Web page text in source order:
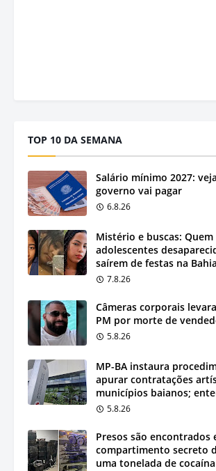
TOP 10 DA SEMANA
Salário mínimo 2027:
governo vai pagar
6.8.26
Mistério e buscas:
adolescentes
saírem de festas na Bahia
7.8.26
Câmeras corporais
PM por morte de
5.8.26
MP-BA instaura
apurar contratações
municípios baianos;
5.8.26
Presos são encontrados
compartimento secreto
uma tonelada de cocaína